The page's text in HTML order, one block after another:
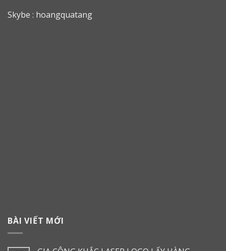
Skybe : hoangquatang
BÀI VIẾT MỚI